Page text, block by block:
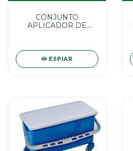
CONJUNTO
APLICADOR DE
ESPIAR